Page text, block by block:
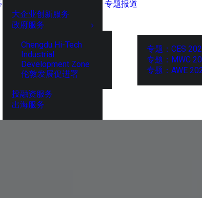
大企业创新服务
政府服务
Chengdu Hi-Tech
Industrial
Development Zone
伦敦发展促进署
投融资服务
出海服务
专题报道
专题：CES
专题：MWC
专题：AWE